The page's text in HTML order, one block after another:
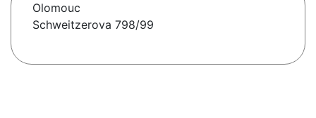
Olomouc
Schweitzerova 798/99